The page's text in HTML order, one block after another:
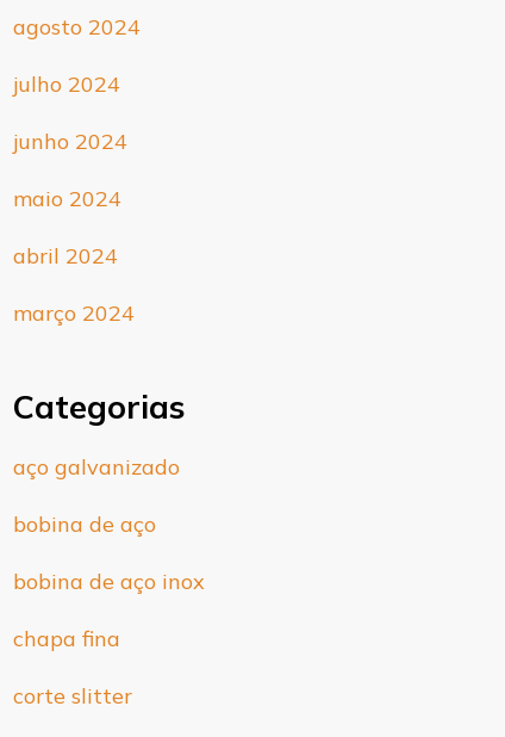
agosto 2024
julho 2024
junho 2024
maio 2024
abril 2024
março 2024
Categorias
aço galvanizado
bobina de aço
bobina de aço inox
chapa fina
corte slitter